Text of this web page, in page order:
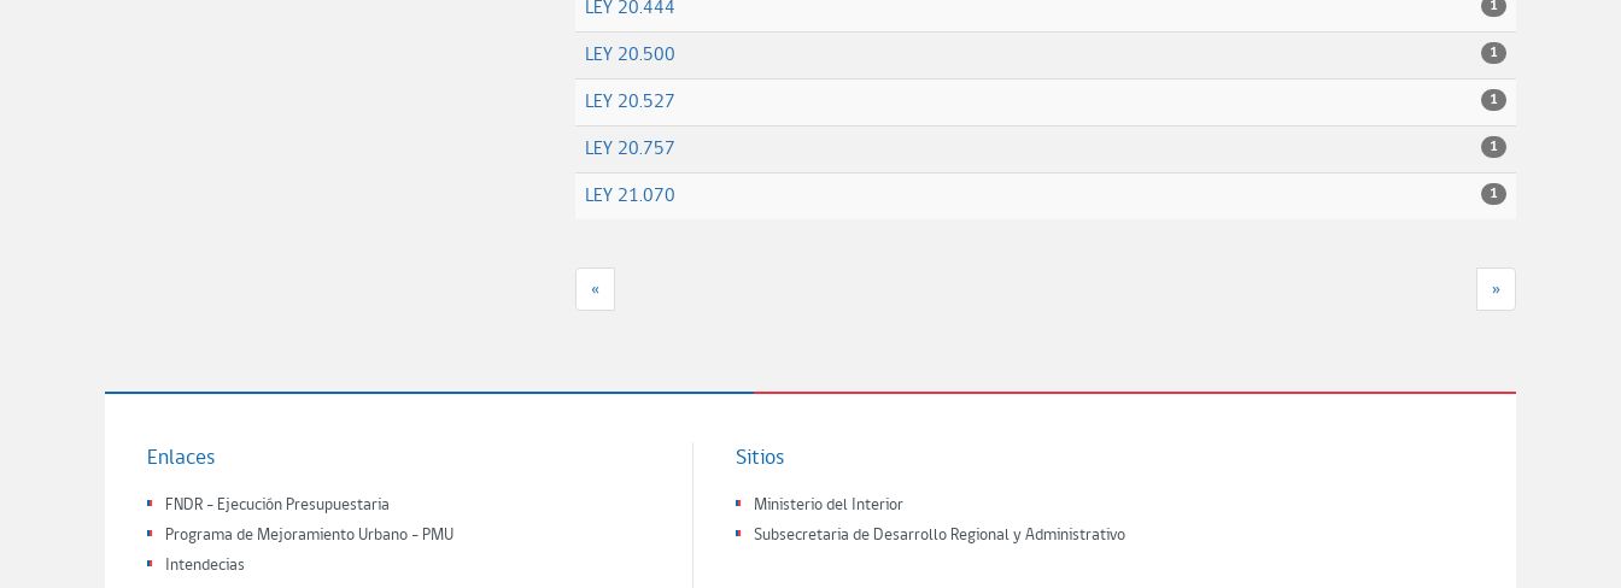
LEY 20.444 1
LEY 20.500 1
LEY 20.527 1
LEY 20.757 1
LEY 21.070 1
« »
Enlaces
FNDR - Ejecución Presupuestaria
Programa de Mejoramiento Urbano - PMU
Intendecias
Sitios
Ministerio del Interior
Subsecretaria de Desarrollo Regional y Administrativo